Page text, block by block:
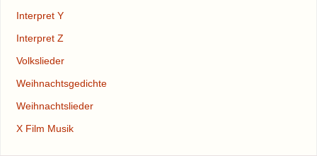
Interpret Y
Interpret Z
Volkslieder
Weihnachtsgedichte
Weihnachtslieder
X Film Musik